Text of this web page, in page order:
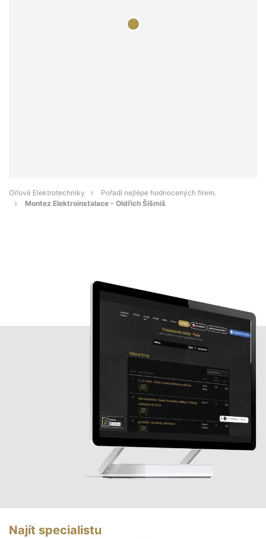
Orlové Elektrotechniky
Pořadí nejlépe hodnocených firem.
Montez Elektroinstalace - Oldřich Šišmiš
Najít specialistu